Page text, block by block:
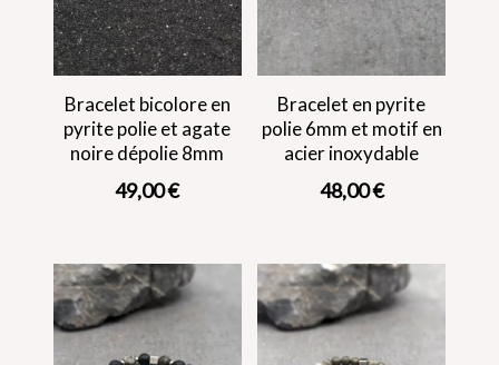
Bracelet bicolore en
pyrite polie et agate
noire dépolie 8mm
49,00€
Bracelet en pyrite
polie 6mm et motif en
acier inoxydable
48,00€